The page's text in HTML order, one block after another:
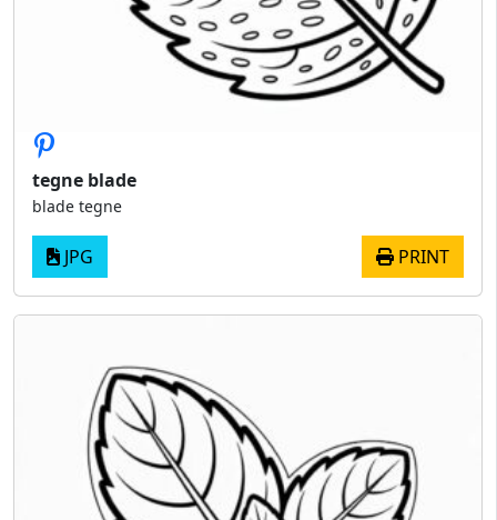
tegne blade
blade tegne
JPG PRINT